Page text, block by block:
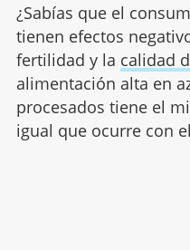
¿Sabías que el
tienen efectos
fertilidad y la calidad
alimentación alta en
procesados tiene el
igual que ocurre con